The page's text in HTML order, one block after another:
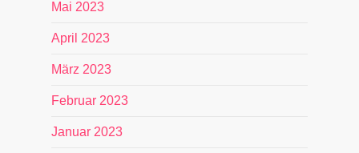
Mai 2023
April 2023
März 2023
Februar 2023
Januar 2023